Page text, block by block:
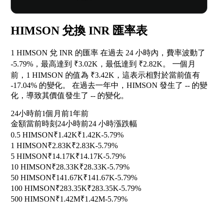
HIMSON 兌換 INR 匯率表
1 HIMSON 兌 INR 的匯率 在過去 24 小時內，費率波動了
-5.79% ，最高達到 ₹3.02K，最低達到 ₹2.82K。 一個月
前，1 HIMSON 的值為 ₹3.42K，這表示相對於當前值有
-17.04% 的變化。 在過去一年中，HIMSON 發生了 -- 的變
化，導致其價值發生了 -- 的變化。
24小時前1個月前1年前
金額當前時刻 24小時前24 小時漲跌幅
0.5 HIMSON₹1.42K₹1.42K-5.79%
1 HIMSON₹2.83K₹2.83K-5.79%
5 HIMSON₹14.17K₹14.17K-5.79%
10 HIMSON₹28.33K₹28.33K-5.79%
50 HIMSON₹141.67K₹141.67K-5.79%
100 HIMSON₹283.35K₹283.35K-5.79%
500 HIMSON₹1.42M₹1.42M-5.79%